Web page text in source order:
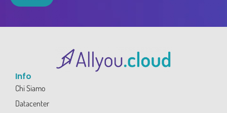
Info
Chi Siamo
Datacenter